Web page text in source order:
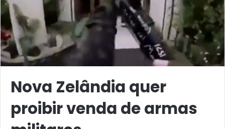
Nova Zelândia quer
proibir venda de armas